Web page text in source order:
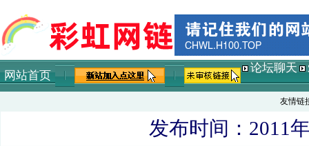
网站首页
论坛聊天
友情链
发布时间：2011